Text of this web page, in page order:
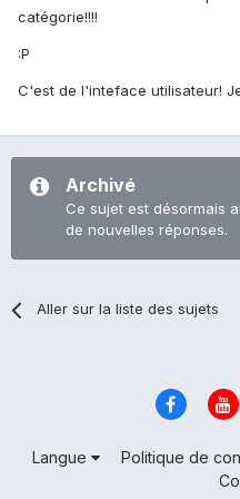
catégorie!!!!
:P
C'est de l'inteface utilisateur!
Archivé
Ce sujet est désormais
de nouvelles réponses.
Aller sur la liste des sujets
Langue Politique de